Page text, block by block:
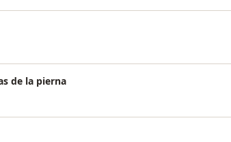
de la pierna